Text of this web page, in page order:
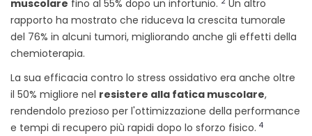
muscolare fino al 55% dopo un infortunio.
Un altro
rapporto ha mostrato che riduceva la crescita tumorale
del 76% in alcuni tumori, migliorando anche gli effetti della
chemioterapia.
La sua efficacia contro lo stress ossidativo era anche oltre
il 50% migliore nel resistere alla fatica muscolare,
rendendolo prezioso per l'ottimizzazione della performance
e tempi di recupero più rapidi dopo lo sforzo fisico. 4